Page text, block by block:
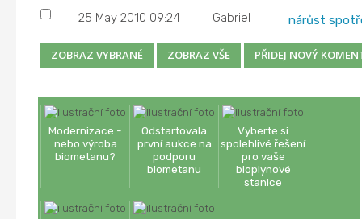
25 May 2010 09:24 Gabriel nárůst
Modernizace -
nebo výroba
biometanu?
Odstartovala
první aukce na
podporu
biometanu
Vyberte si
spolehlivé řešení
pro vaše
bioplynové
stanice